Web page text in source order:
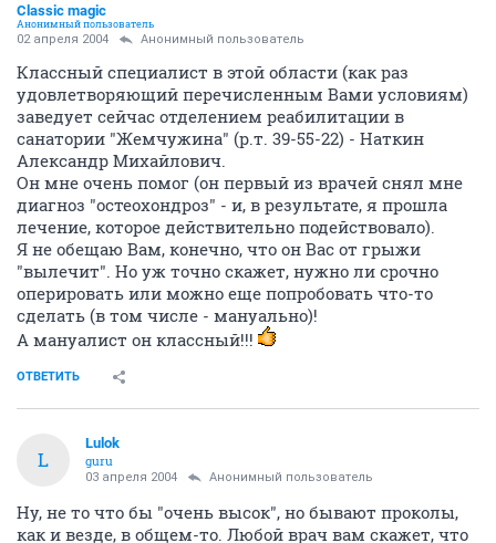
Classic magic
Анонимный пользователь
02 апреля 2004 Анонимный пользователь
Классный специалист в этой области (как раз
удовлетворяющий перечисленным Вами условиям)
заведует сейчас отделением реабилитации в
санатории "Жемчужина" (р.т. 39-55-22) - Наткин
Александр Михайлович.
Он мне очень помог (он первый из врачей снял мне
диагноз "остеохондроз" - и, в результате, я прошла
лечение, которое действительно подействовало).
Я не обещаю Вам, конечно, что он Вас от грыжи
"вылечит". Но уж точно скажет, нужно ли срочно
оперировать или можно еще попробовать что-то
сделать (в том числе - мануально)!
А мануалист он классный!!!
ОТВЕТИТЬ
L
Lulok
guru
03 апреля 2004 Анонимный пользователь
Ну, не то что бы "очень высок", но бывают проколы,
как и везде, в общем-то. Любой врач вам скажет, что